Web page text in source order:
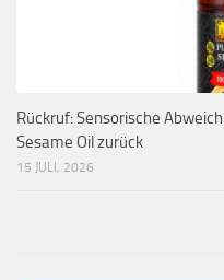
Rückruf: Sensorische
Sesame Oil zurück
15 JULI, 2026